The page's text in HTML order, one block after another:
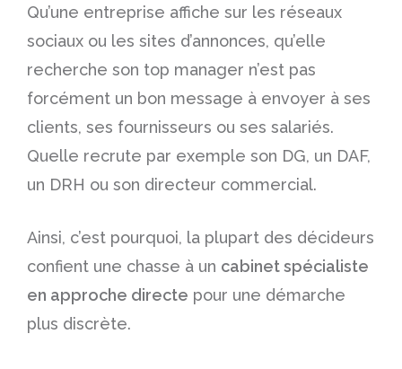
Qu’une entreprise affiche sur les réseaux
sociaux ou les sites d’annonces, qu’elle
recherche son top manager n’est pas
forcément un bon message à envoyer à ses
clients, ses fournisseurs ou ses salariés.
Quelle recrute par exemple son DG, un DAF,
un DRH ou son directeur commercial.
Ainsi, c’est pourquoi, la plupart des décideurs
confient une chasse à un cabinet spécialiste
en approche directe pour une démarche
plus discrète.